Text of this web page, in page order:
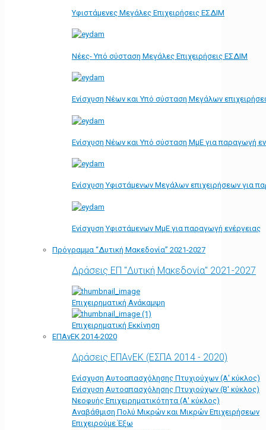
Υφιστάμενες Μεγάλες Επιχειρήσεις ΕΣΔΙΜ
Νέες- Υπό σύσταση Μεγάλες Επιχειρήσεις ΕΣΔΙΜ
Ενίσχυση Νέων και Υπό σύσταση Μεγάλων
Ενίσχυση Νέων και Υπό σύσταση ΜμΕ για παραγωγή
Ενίσχυση Υφιστάμενων Μεγάλων επιχειρήσεων για
Ενίσχυση Υφιστάμενων ΜμΕ για παραγωγή ενέργειας
Πρόγραμμα “Δυτική Μακεδονία” 2021-2027
Δράσεις ΕΠ "Δυτική Μακεδονία" 2021-2027
Επιχειρηματική Ανάκαμψη
Επιχειρηματική Εκκίνηση
ΕΠΑνΕΚ 2014-2020
Δράσεις ΕΠΑνΕΚ (ΕΣΠΑ 2014 - 2020)
Ενίσχυση Αυτοαπασχόλησης Πτυχιούχων (Α' κύκλος)
Ενίσχυση Αυτοαπασχόλησης Πτυχιούχων (Β' κύκλος)
Νεοφυής Επιχειρηματικότητα (Α' κύκλος)
Αναβάθμιση Πολύ Μικρών και Μικρών Επιχειρήσεων
Επιχειρούμε Έξω